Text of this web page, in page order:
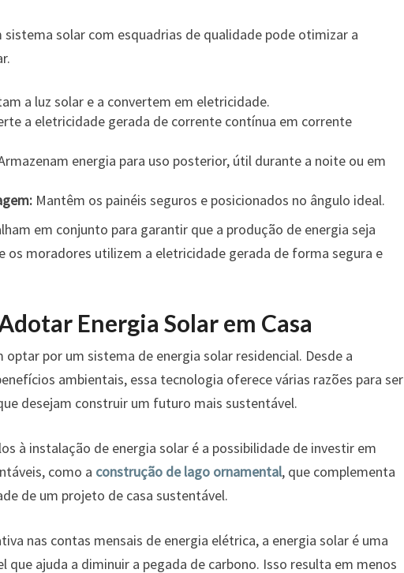
sistema solar com esquadrias de qualidade pode otimizar a
a luz solar e a convertem em eletricidade.
a eletricidade gerada de corrente contínua em corrente
energia para uso posterior, útil durante a noite ou em
Mantêm os painéis seguros e posicionados no ângulo ideal.
em conjunto para garantir que a produção de energia seja
os moradores utilizem a eletricidade gerada de forma segura e
Energia Solar em Casa
optar por um sistema de energia solar residencial. Desde a
ambientais, essa tecnologia oferece várias razões para ser
desejam construir um futuro mais sustentável.
à instalação de energia solar é a possibilidade de investir em
como a construção de lago ornamental, que complementa
de um projeto de casa sustentável.
nas contas mensais de energia elétrica, a energia solar é uma
que ajuda a diminuir a pegada de carbono. Isso resulta em menos